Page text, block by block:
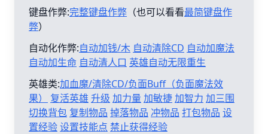
键盘作弊:完整键盘作弊 （也可以看看最简键盘作
弊）
自动化作弊:自动加钱/木 自动清除CD 自动加魔法
自动加生命 自动清人口 英雄自动无限重生
英雄类:加血魔/清除CD/负面Buff（负面魔法效
果）
复活英雄 升级 加力量 加敏捷加智力 加三围
切换背包 复制物品 掉落物品 冲物品 打包物品 设
置经验设置技能点 禁止获得经验